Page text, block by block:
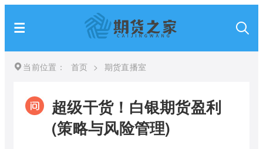
当前位置： 首页 > 期货直播室
超级干货！白银期货盈利
(策略与风险管理)